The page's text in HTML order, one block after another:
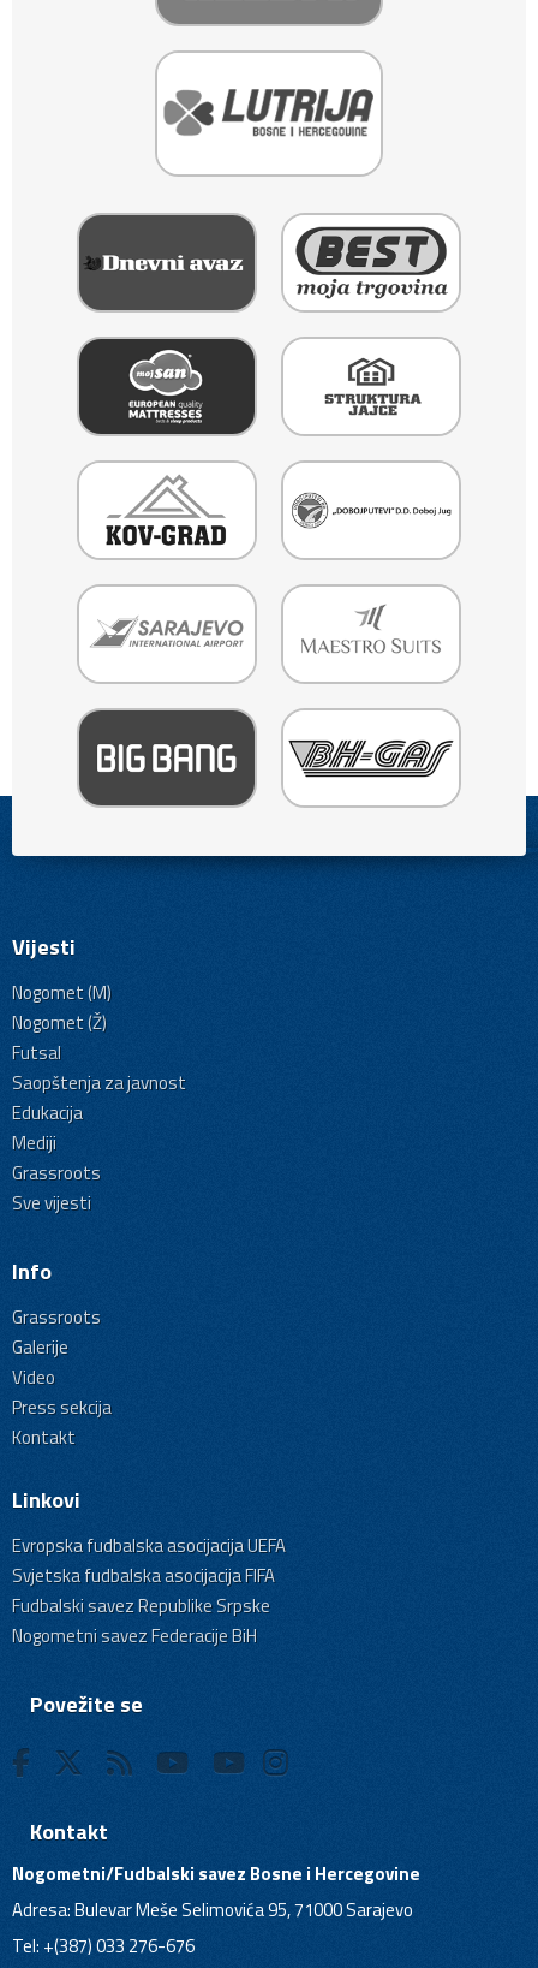
Vijesti
Nogomet (M)
Nogomet (Ž)
Futsal
Saopštenja za javnost
Edukacija
Mediji
Grassroots
Sve vijesti
Info
Grassroots
Galerije
Video
Press sekcija
Kontakt
Linkovi
Evropska fudbalska asocijacija UEFA
Svjetska fudbalska asocijacija FIFA
Fudbalski savez Republike Srpske
Nogometni savez Federacije BiH
Povežite se
Kontakt
Nogometni/Fudbalski savez Bosne i Hercegovine
Adresa: Bulevar Meše Selimovića 95, 71000 Sarajevo
Tel: +(387) 033 276-676